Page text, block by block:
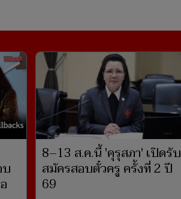
8–13 ส.ค.นี้ 'คุรุสภา' เปิดรับ
สมัครสอบตั๋วครู ครั้งที่ 2 ปี
69